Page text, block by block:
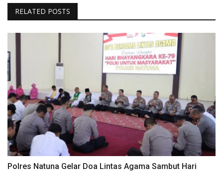
RELATED POSTS
Polres Natuna Gelar Doa Lintas Agama Sambut Hari